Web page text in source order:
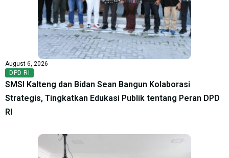
August 6, 2026
DPD RI
SMSI Kalteng dan Bidan Sean Bangun Kolaborasi
Strategis, Tingkatkan Edukasi Publik tentang Peran DPD
RI